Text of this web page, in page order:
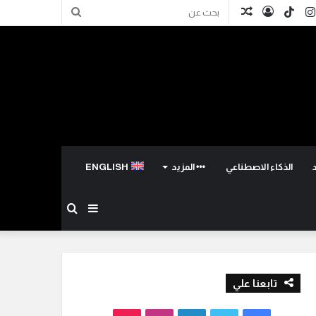
مقالتسجيلTikTokانستقرام
الذكاء الاصطناعي المزيد ENGLISH
عن
إضافة
عمود
تابعنا علي